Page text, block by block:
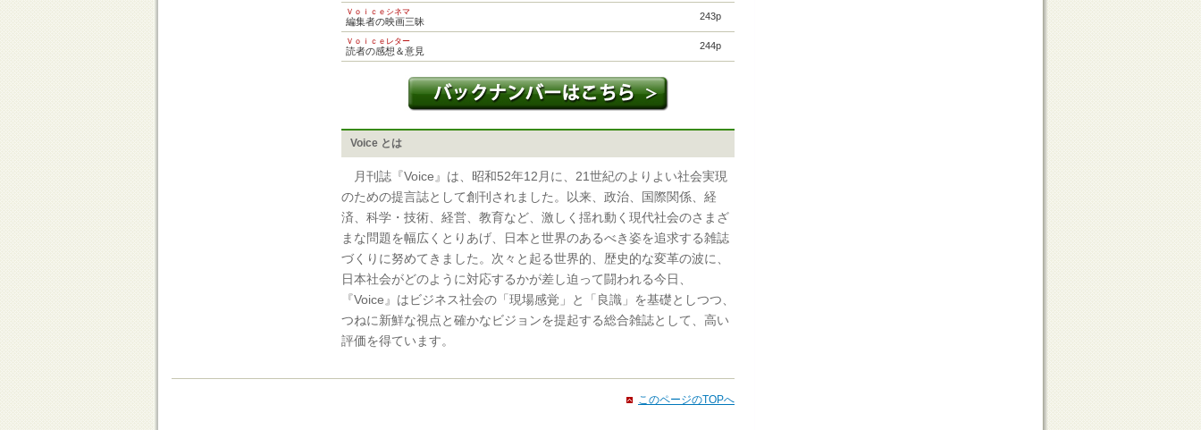
Ｖｏｉｃｅシネマ
編集者の映画三昧 243p
Ｖｏｉｃｅレター
読者の感想＆意見 244p
Voice とは
月刊誌『Voice』は、昭和52年12月に、21世紀のよりよい社会実現
のための提言誌として創刊されました。以来、政治、国際関係、経
済、科学・技術、経営、教育など、激しく揺れ動く現代社会のさまざ
まな問題を幅広くとりあげ、日本と世界のあるべき姿を追求する雑誌
づくりに努めてきました。次々と起る世界的、歴史的な変革の波に、
日本社会がどのように対応するかが差し迫って闘われる今日、
『Voice』はビジネス社会の「現場感覚」と「良識」を基礎としつつ、
つねに新鮮な視点と確かなビジョンを提起する総合雑誌として、高い
評価を得ています。
このページのTOPへ